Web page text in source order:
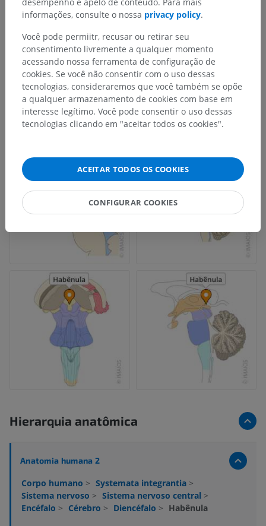
Hierarquia anatômica
Anatomia humana 2
Corpo humano > Systemata integrantia >
Sistema nervoso > Sistema nervoso central >
Encéfalo > Cérebro > Diencéfalo > Habênula
informações, consulte o nossa privacy policy.
Você pode permiitr, recusar ou retirar seu
consentimento livremente a qualquer momento
acessando nossa ferramenta de configuração de
cookies. Se você não consentir com o uso dessas
tecnologias, consideraremos que você também se opõe
a qualquer armazenamento de cookies com base em
interesse legítimo. Você pode consentir o uso dessas
tecnologias clicando em "aceitar todos os cookies".
ACEITAR TODOS OS COOKIES
CONFIGURAR COOKIES